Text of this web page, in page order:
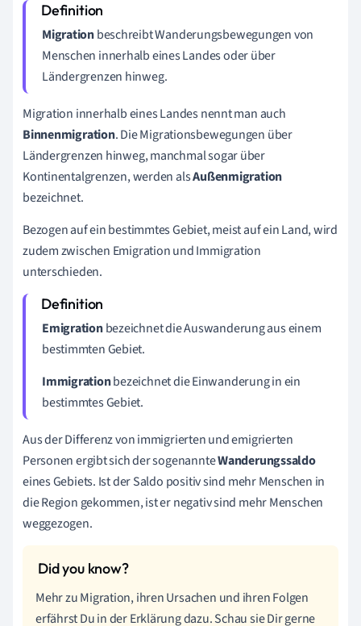
Migrationbeschreibt Wanderungsbewegungen von
Menschen innerhalb eines Landes oder über
Ländergrenzen hinweg.
Migration innerhalb eines Landes nennt man auch
Binnenmigration. Die Migrationsbewegungen über
Ländergrenzen hinweg, manchmal sogar über
Kontinentalgrenzen, werden alsAußenmigration
bezeichnet.
Bezogen auf ein bestimmtes Gebiet, meist auf ein Land, wird
zudem zwischen Emigration und Immigration
unterschieden.
Emigrationbezeichnet die Auswanderung aus einem
bestimmten Gebiet.
Immigrationbezeichnet die Einwanderung in ein
bestimmtes Gebiet.
Aus der Differenz von immigrierten und emigrierten
Personen ergibt sich der sogenannteWanderungssaldo
eines Gebiets. Ist der Saldo positiv sind mehr Menschen in
die Region gekommen, ist er negativ sind mehr Menschen
weggezogen.
Mehr zu Migration, ihren Ursachen und ihren Folgen
erfährst Du in der Erklärung dazu. Schau sie Dir gerne